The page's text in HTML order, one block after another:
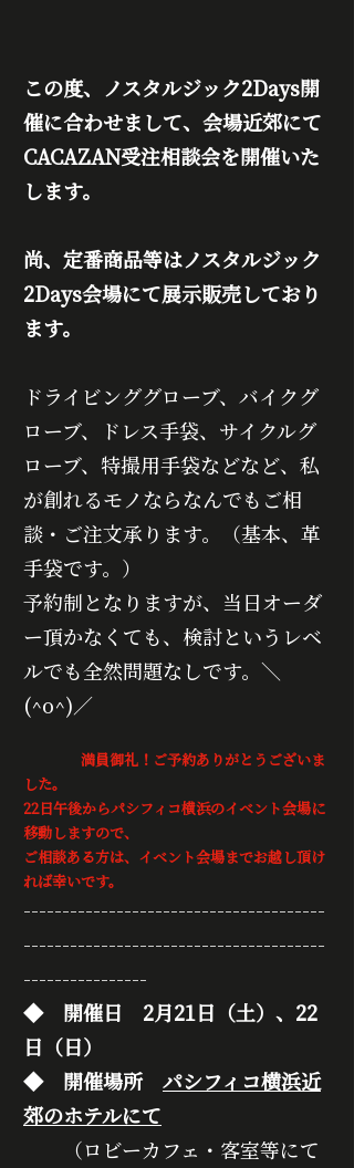
この度、 ノスタルジック2Days開
催に合わせまして、会場近郊にて
CACAZAN受注相談会を開催いた
します。
尚、定番商品等はノスタルジック
2Days会場にて展示販売しており
ます。
ドライビンググローブ、バイクグ
ローブ、ドレス手袋、サイクルグ
ローブ、特撮用手袋などなど、私
が創れるモノならなんでもご相
談・ご注文承ります。（基本、革
手袋です。）
予約制となりますが、当日オーダ
ー頂かなくても、検討というレベ
ルでも全然問題なしです。＼
(^o^)／
満員御礼！ご予約ありがとうございま
した。
22日午後からパシフィコ横浜のイベント会場に
移動しますので、
ご相談ある方は、イベント会場までお越し頂け
れば幸いです。
---------------------------------------
---------------------------------------
----------------
◆　開催日　2月21日（土）、22
日（日）
◆　開催場所 パシフィコ横浜近
郊のホテルにて
（ロビーカフェ・客室等にて